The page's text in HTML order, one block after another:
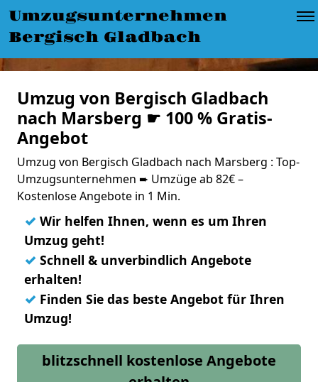
Umzugsunternehmen
Bergisch Gladbach
Umzug von Bergisch Gladbach
nach Marsberg ☛ 100 % Gratis-
Angebot
Umzug von Bergisch Gladbach nach Marsberg : Top-
Umzugsunternehmen ➨ Umzüge ab 82€ –
Kostenlose Angebote in 1 Min.
✓ Wir helfen Ihnen, wenn es um Ihren
Umzug geht!
✓ Schnell & unverbindlich Angebote
erhalten!
✓ Finden Sie das beste Angebot für Ihren
Umzug!
blitzschnell kostenlose Angebote